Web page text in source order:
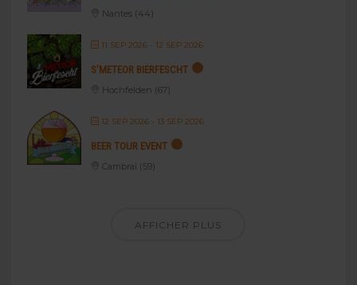
Nantes (44)
11 SEP 2026- 12 SEP 2026
S’METEOR BIERFESCHT
Hochfelden (67)
12 SEP 2026- 13 SEP 2026
BEER TOUR EVENT
Cambrai (59)
AFFICHER PLUS